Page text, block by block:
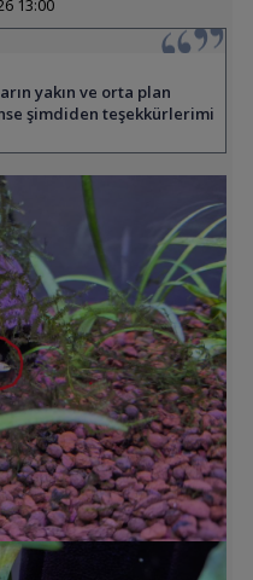
13:00
yakın ve orta plan
şimdiden teşekkürlerimi